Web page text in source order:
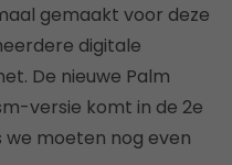
gemaakt voor deze
digitale
De nieuwe Palm
versie komt in de 2e
we moeten nog even